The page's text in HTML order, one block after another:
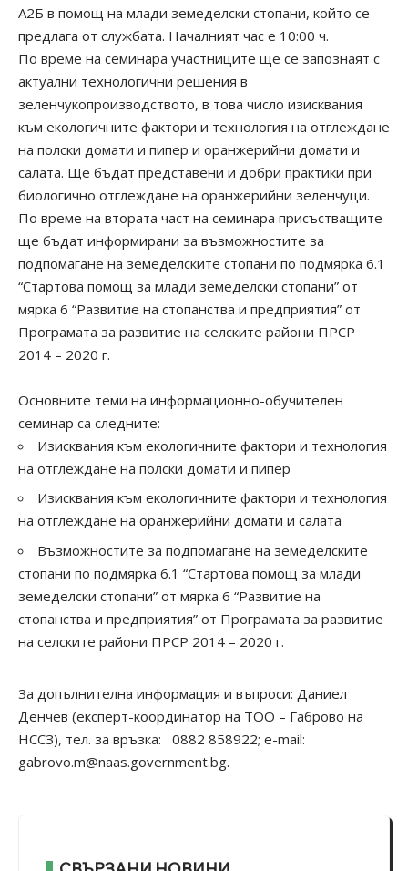
А2Б в помощ на млади земеделски стопани, който се
предлага от службата. Началният час е 10:00 ч.
По време на семинара участниците ще се запознаят с
актуални технологични решения в
зеленчукопроизводството, в това число изисквания
към екологичните фактори и технология на отглеждане
на полски домати и пипер и оранжерийни домати и
салата. Ще бъдат представени и добри практики при
биологично отглеждане на оранжерийни зеленчуци.
По време на втората част на семинара присъстващите
ще бъдат информирани за възможностите за
подпомагане на земеделските стопани по подмярка 6.1
“Стартова помощ за млади земеделски стопани” от
мярка 6 “Развитие на стопанства и предприятия” от
Програмата за развитие на селските райони ПРСР
2014 – 2020 г.
Основните теми на информационно-обучителен
семинар са следните:
Изисквания към екологичните фактори и технология
на отглеждане на полски домати и пипер
Изисквания към екологичните фактори и технология
на отглеждане на оранжерийни домати и салата
Възможностите за подпомагане на земеделските
стопани по подмярка 6.1 “Стартова помощ за млади
земеделски стопани” от мярка 6 “Развитие на
стопанства и предприятия” от Програмата за развитие
на селските райони ПРСР 2014 – 2020 г.
За допълнителна информация и въпроси: Даниел
Денчев (експерт-координатор на ТОО – Габрово на
НССЗ), тел. за връзка: 0882 858922; e-mail:
gabrovo.m@naas.government.bg.